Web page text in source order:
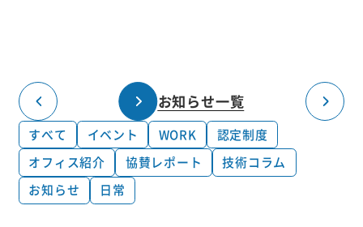
すべて イベント WORK
認定制度
オフィス紹介
協賛レポート
技術コラム
お知らせ
日常
お知らせ一覧